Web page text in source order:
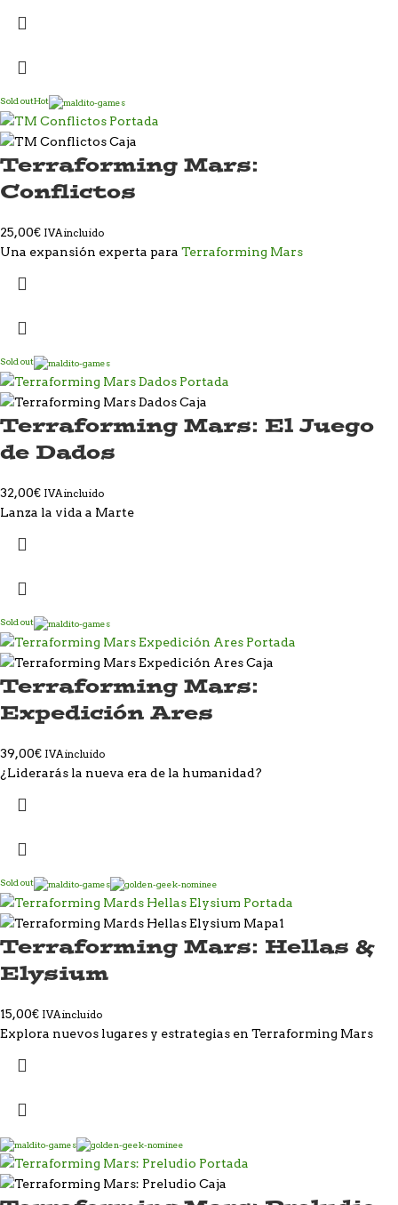
Sold outHot
Terraforming Mars:
Conflictos
25,00€ IVA incluido
Una expansión experta para Terraforming Mars
Sold out
Terraforming Mars: El Juego
de Dados
32,00€ IVA incluido
Lanza la vida a Marte
Sold out
Terraforming Mars:
Expedición Ares
39,00€ IVA incluido
¿Liderarás la nueva era de la humanidad?
Sold out
Terraforming Mars: Hellas &
Elysium
15,00€ IVA incluido
Explora nuevos lugares y estrategias en Terraforming Mars